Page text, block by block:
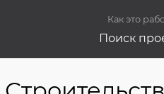
Как это
Поиск